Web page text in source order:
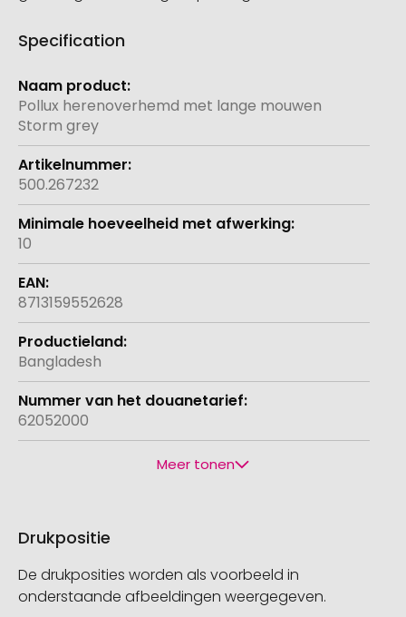
Specification
Meer
informatie
Pollux herenoverhemd met lange mouwen
Storm grey
500.267232
10
8713159552628
Bangladesh
62052000
Meer tonen
Drukpositie
De drukposities worden als voorbeeld in
onderstaande afbeeldingen weergegeven.